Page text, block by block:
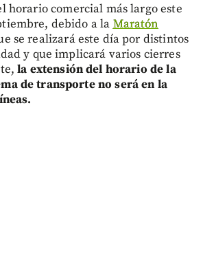
horario comercial más largo este
debido a la Maratón
se realizará este día por distintos
y que implicará varios cierres
la extensión del horario de la
de transporte no será en la